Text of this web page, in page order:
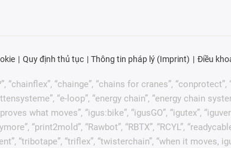
Quy định thủ tục Thông tin pháp lý (Imprint) Điều
“chainflex”, “chainge”, “chains for cranes”, “conprotect”,
“e-loop”, “energy chain”, “energy chain
what moves”, “igus:bike”, “igusGO”, “igutex”,
“print2mold”, “Rawbot”, “RBTX”, “RCYL”,
“tribotape”, “triflex”, “twisterchain”, “when it